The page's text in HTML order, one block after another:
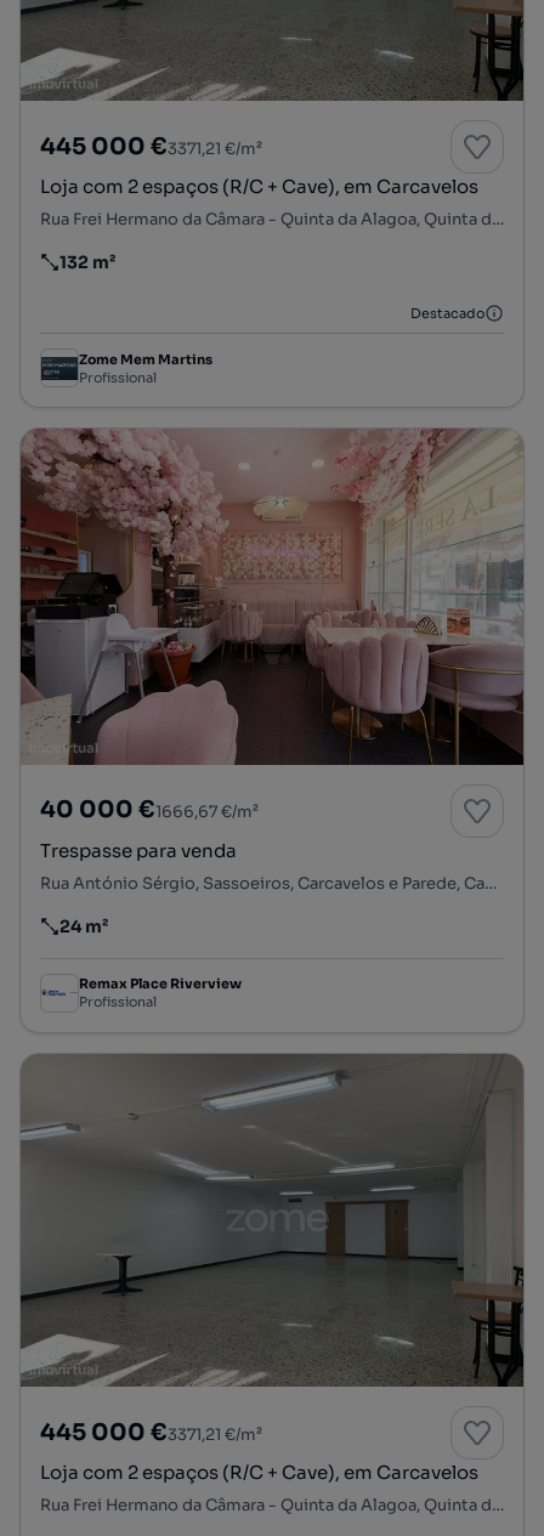
445 000 €3371,21 €/m²
Loja com 2 espaços (R/C + Cave), em Carcavelos
Rua Frei Hermano da Câmara - Quinta da Alagoa, Quinta da Alagoa - Quinta do Barão, Carcavelos e Parede, Cascais, Lisboa
Preço por metro quadrado
132 m²
Destacado
Zome Mem Martins
Profissional
40 000 €1666,67 €/m²
Trespasse para venda
Rua António Sérgio, Sassoeiros, Carcavelos e Parede, Cascais, Lisboa
Preço por metro quadrado
24 m²
Remax Place Riverview
Profissional
445 000 €3371,21 €/m²
Loja com 2 espaços (R/C + Cave), em Carcavelos
Rua Frei Hermano da Câmara - Quinta da Alagoa, Quinta da Alagoa - Quinta do Barão, Carcavelos e Parede, Cascais, Lisboa